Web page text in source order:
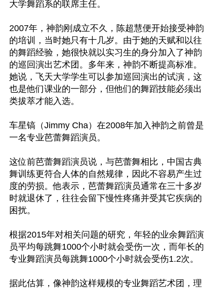
大学舞蹈系的联席主任。
2007年，神韵刚成立不久，陈超慧便开始接受神韵
的培训，当时她只有十几岁。由于她的天赋和以往
的舞蹈经验，她很快就以实习生的身分加入了神韵
的巡回演出艺术团。多年来，神韵不断提高标准。
她说，飞天大学学生可以参加巡回演出的试演，这
也是他们课业的一部分，但他们的舞蹈技能必须出
类拔萃才能入选。
车星镐（Jimmy Cha）在2008年加入神韵之前曾是
一名专业芭蕾舞蹈演员。
这位前芭蕾舞蹈演员说，与芭蕾舞相比，中国古典
舞训练更符合人体的自然规律，因此不容易产生过
度的劳损。他表示，芭蕾舞蹈演员通常在三十多岁
时就退休了，往往会留下慢性疼痛并受其它疾病的
困扰。
根据2015年对相关问题的研究，年轻的业余舞蹈演
员平均每跳舞1000个小时就会受伤一次，而年长的
专业舞蹈演员每跳舞1000个小时就会受伤1.2次。
据此估算，像神韵这样规模的专业舞蹈艺术团，理